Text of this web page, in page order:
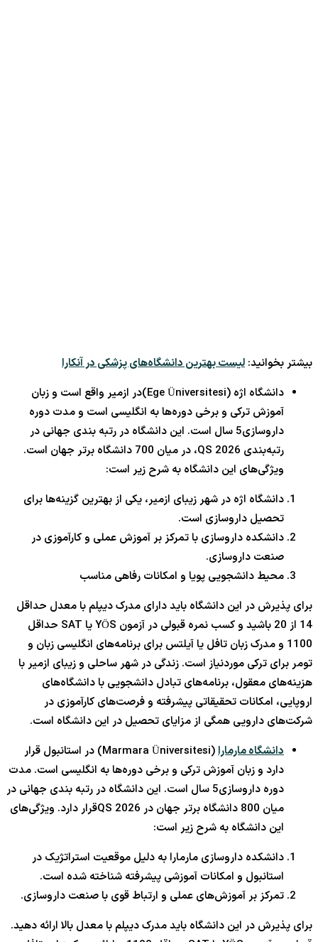
بیشتر بخوانید: لیست بهترین دانشگاه‌های پزشکی در آنکارا
دانشگاه اژه (Ege Üniversitesi)در ازمیر واقع است و زبان
آموزش ترکی و برخی دوره‌ها به انگلیسی است و مدت دوره
داروسازی5 سال است. این دانشگاه در رتبه بندی جهانی در
رتبه‌بندی QS 2026، در میان 700 دانشگاه برتر جهان است.
ویژگی‌های این دانشگاه به شرح زیر است:
دانشگاه اژه در شهر زیبای ازمیر، یکی از بهترین گزینه‌ها برای
تحصیل داروسازی است.
دانشکده داروسازی با تمرکز بر آموزش عملی و کارآموزی در
صنعت داروسازی.
محیط دانشجویی پویا و امکانات رفاهی مناسب
برای پذیرش در این دانشگاه باید دارای مدرک دیپلم با معدل حداقل
14 از 20 باشید و کسب نمره قبولی در آزمون YÖS یا SAT حداقل
1100 و مدرک زبان تافل یا آیلتس برای برنامه‌های انگلیسی زبان و
تومر برای ترکی موردنیاز است. زندگی در شهر ساحلی و زیبای ازمیر با
هزینه‌های معقول، برنامه‌های تبادل دانشجویی با دانشگاه‌های
اروپایی، امکانات تحقیقاتی پیشرفته و فرصت‌های کارآموزی در
شرکت‌های دارویی همگی از مزایای تحصیل در این دانشگاه است.
دانشگاه مارمارا
(Marmara Üniversitesi) در استانبول قرار
دارد و زبان آموزش ترکی و برخی دوره‌ها به انگلیسی است. مدت
دوره داروسازی5 سال است. این دانشگاه در رتبه بندی جهانی در
میان 800 دانشگاه برتر جهان در QS 2026قرار دارد. ویژگی‌های
این دانشگاه به شرح زیر است:
دانشکده داروسازی مارمارا به دلیل موقعیت استراتژیک در
استانبول و امکانات آموزشی پیشرفته شناخته شده است.
تمرکز بر آموزش‌های عملی و ارتباط قوی با صنعت داروسازی.
برای پذیرش در این دانشگاه باید مدرک دیپلم با معدل بالا ارائه دهید.